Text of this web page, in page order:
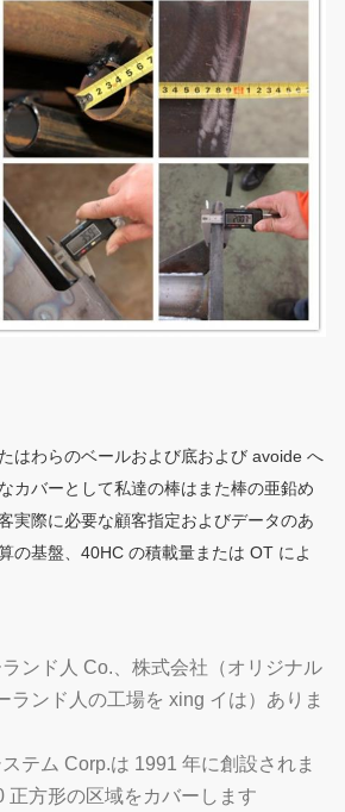
はわらのベールおよび底および avoide へ
カバーとして私達の棒はまた棒の亜鉛め
実際に必要な顧客指定およびデータのあ
の基盤、40HC の積載量または OT によ
ンド人 Co.、株式会社（オリジナル
ランド人の工場を xing イは）ありま
テム Corp.は 1991 年に創設されま
正方形の区域をカバーします